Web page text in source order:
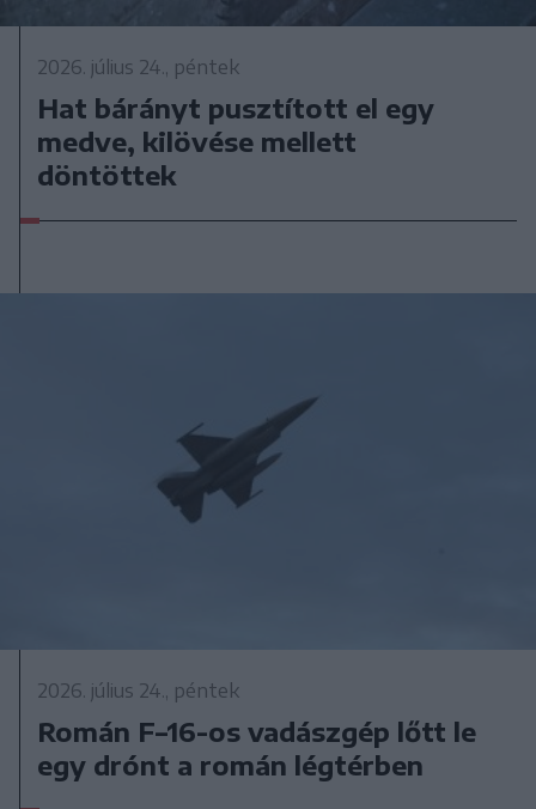
2026. július 24., péntek
Hat bárányt pusztított el egy
medve, kilövése mellett
döntöttek
2026. július 24., péntek
Román F–16-os vadászgép lőtt le
egy drónt a román légtérben